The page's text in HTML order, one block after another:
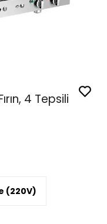
4 Tepsili
(220V)